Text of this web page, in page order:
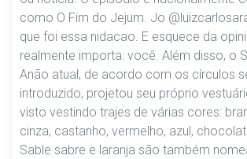
como O Fim do Jejum. Jo
que foi essa nidacao. E esquece da
realmente importa: você. Além disso, o
Anão atual, de acordo com os círculos
introduzido, projetou seu próprio
visto vestindo trajes de várias cores:
cinza, castanho, vermelho, azul,
Sable sabre e laranja são também